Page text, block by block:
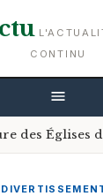
CONTINU